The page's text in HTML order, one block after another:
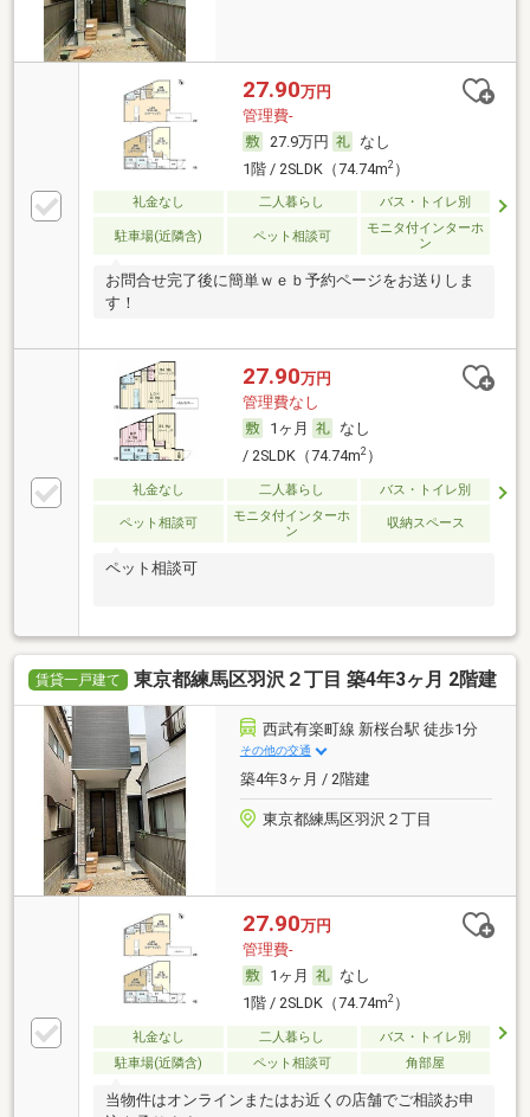
27.90万円
管理費-
27.9万円
なし
1階 / 2SLDK（74.74m2）
礼金なし 二人暮らし バス・トイレ別
駐車場(近隣含) ペット相談可
モニタ付インターホ
ン
お問合せ完了後に簡単ｗｅｂ予約ページをお送りしま
す！
27.90万円
管理費なし
1ヶ月
なし
/ 2SLDK（74.74m2）
礼金なし 二人暮らし バス・トイレ別
ペット相談可
モニタ付インターホ
ン
収納スペース
ペット相談可
賃貸一戸建て 東京都練馬区羽沢２丁目 築4年3ヶ月 2階建
西武有楽町線 新桜台駅 徒歩1分
その他の交通
築4年3ヶ月 / 2階建
東京都練馬区羽沢２丁目
27.90万円
管理費-
1ヶ月
なし
1階 / 2SLDK（74.74m2）
礼金なし 二人暮らし
バス・トイレ別
駐車場(近隣含)
ペット相談可 角部屋
当物件はオンラインまたはお近くの店舗でご相談お申